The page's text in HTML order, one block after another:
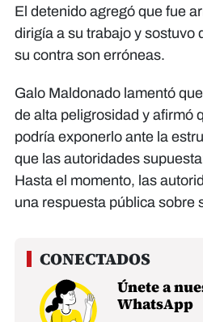
El detenido agregó que fue
dirigía a su trabajo y sostuvo
su contra son erróneas.
Galo Maldonado lamentó
de alta peligrosidad y afirmó
podría exponerlo ante la
que las autoridades
Hasta el momento, las
una respuesta pública sobre
Únete a
WhatsApp